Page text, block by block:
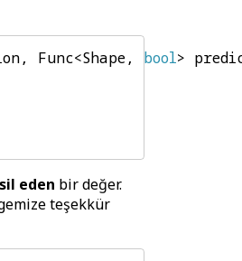
, Func<Shape, bool>
eden bir değer.
teşekkür